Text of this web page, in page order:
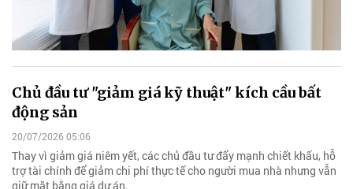
Chủ đầu tư "giảm giá kỹ thuật" kích cầu bất
động sản
20/07/2026 05:06
Thay vì giảm giá niêm yết, các chủ đầu tư đẩy mạnh chiết khấu, hỗ
trợ tài chính để giảm chi phí thực tế cho người mua nhà nhưng vẫn
giữ mặt bằng giá dự án.